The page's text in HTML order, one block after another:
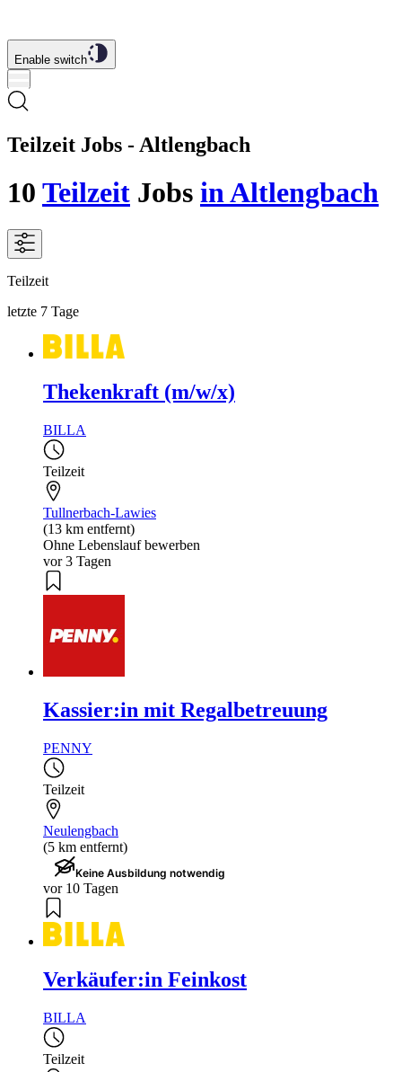
Enable switch
Teilzeit Jobs - Altlengbach
10 Teilzeit Jobs in Altlengbach
Teilzeit
letzte 7 Tage
Thekenkraft (m/w/x)
BILLA
Teilzeit
Tullnerbach-Lawies
(13 km entfernt)
Ohne Lebenslauf bewerben
vor 3 Tagen
Kassier:in mit Regalbetreuung
PENNY
Teilzeit
Neulengbach
(5 km entfernt)
Keine Ausbildung notwendig
vor 10 Tagen
Verkäufer:in Feinkost
BILLA
Teilzeit